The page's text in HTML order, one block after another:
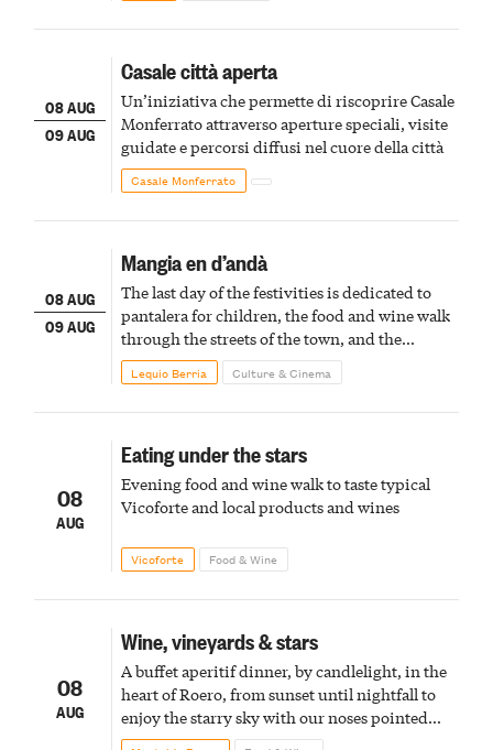
08 AUG
09 AUG
Casale città aperta
Un’iniziativa che permette di riscoprire Casale
Monferrato attraverso aperture speciali, visite
guidate e percorsi diffusi nel cuore della città
Casale Monferrato
08 AUG
09 AUG
Mangia en d’andà
The last day of the festivities is dedicated to
pantalera for children, the food and wine walk
through the streets of the town, and the
fireworks finale
Lequio Berria Culture & Cinema
08
AUG
Eating under the stars
Evening food and wine walk to taste typical
Vicoforte and local products and wines
Vicoforte Food & Wine
08
AUG
Wine, vineyards & stars
A buffet aperitif dinner, by candlelight, in the
heart of Roero, from sunset until nightfall to
enjoy the starry sky with our noses pointed
upward